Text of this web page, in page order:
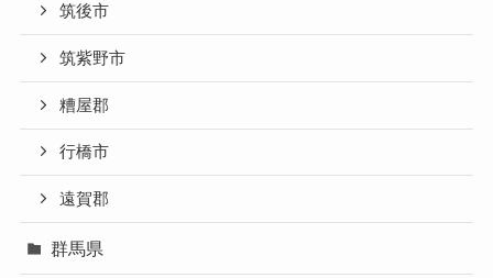
筑後市
筑紫野市
糟屋郡
行橋市
遠賀郡
群馬県